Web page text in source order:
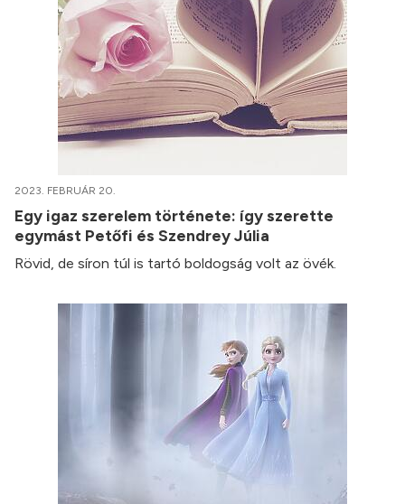
2023. FEBRUÁR 20.
Egy igaz szerelem története: így szerette
egymást Petőfi és Szendrey Júlia
Rövid, de síron túl is tartó boldogság volt az övék.